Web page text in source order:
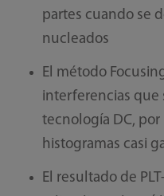
partes cuando se
nucleados
El método
interferencias que
tecnología DC,
histogramas casi
El resultado de